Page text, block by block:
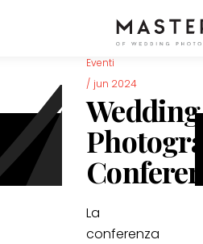
Workshop &
Eventi
/ jun 2024
Wedding
La
conferenza